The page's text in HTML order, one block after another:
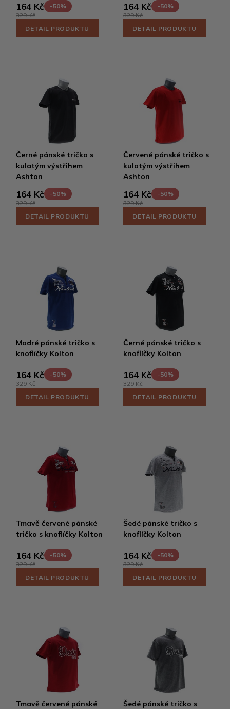
164 Kč
-50%
329 Kč
DETAIL PRODUKTU
164 Kč
-50%
329 Kč
DETAIL PRODUKTU
Černé pánské tričko s
kulatým výstřihem
Ashton
164 Kč
-50%
329 Kč
DETAIL PRODUKTU
Červené pánské tričko s
kulatým výstřihem
Ashton
164 Kč
-50%
329 Kč
DETAIL PRODUKTU
Modré pánské tričko s
knoflíčky Kolton
164 Kč
-50%
329 Kč
DETAIL PRODUKTU
Černé pánské tričko s
knoflíčky Kolton
164 Kč
-50%
329 Kč
DETAIL PRODUKTU
Tmavě červené pánské
tričko s knoflíčky Kolton
164 Kč
-50%
329 Kč
DETAIL PRODUKTU
Šedé pánské tričko s
knoflíčky Kolton
164 Kč
-50%
329 Kč
DETAIL PRODUKTU
Tmavě červené pánské
Šedé pánské tričko s